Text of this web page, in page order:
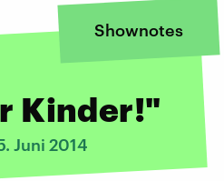
Shownotes
Kinder!"
Juni 2014